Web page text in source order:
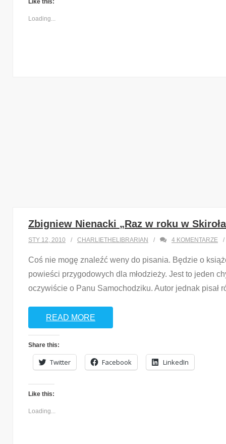
Like this:
Loading...
Zbigniew Nienacki „Raz w roku w
STY 12, 2010 CHARLIETHELIBRARIAN 4 KOMENTARZE
Coś nie mogę znaleźć weny do pisania. Będzie o
powieści przygodowych dla młodzieży. Jest to jeden
oczywiście o Panu Samochodziku. Autor jednak pisał
READ MORE
Share this:
Twitter Facebook LinkedIn
Like this:
Loading...